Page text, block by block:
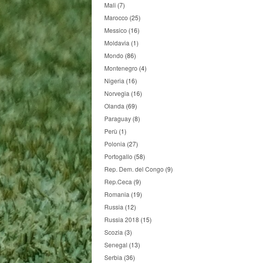
Mali (7)
Marocco (25)
Messico (16)
Moldavia (1)
Mondo (86)
Montenegro (4)
Nigeria (16)
Norvegia (16)
Olanda (69)
Paraguay (8)
Perù (1)
Polonia (27)
Portogallo (58)
Rep. Dem. del Congo (9)
Rep.Ceca (9)
Romania (19)
Russia (12)
Russia 2018 (15)
Scozia (3)
Senegal (13)
Serbia (36)